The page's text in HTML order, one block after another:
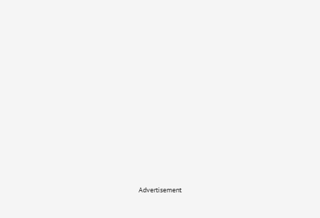
Advertisement